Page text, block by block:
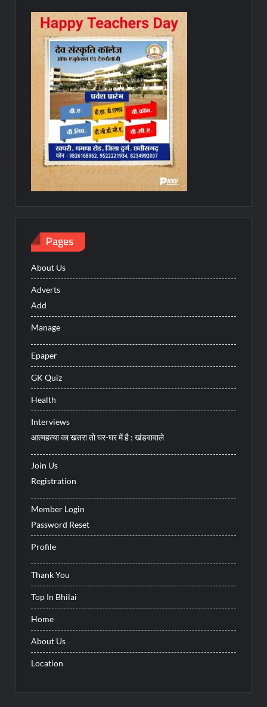
Pages
About Us
Adverts
Add
Manage
Epaper
GK Quiz
Health
Interviews
आत्महत्या का खतरा तो घर-घर में है : खंडवावाले
Join Us
Registration
Member Login
Password Reset
Profile
Thank You
Top In Bhilai
Home
About Us
Location